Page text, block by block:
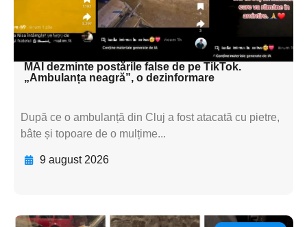
subtitluAdaugă aici
textul pentru subti
MAI dezminte postările false de pe TikTok.
„Ambulanța neagră”, o dezinformare
După ce o ambulanță din Cluj a fost atacată cu pietre,
bâte și topoare de o mulțime...
9 august 2026